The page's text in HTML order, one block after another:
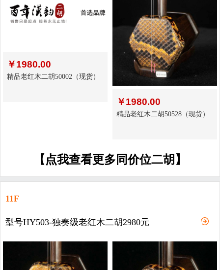
￥1980.00
精品老红木二胡50002（现货）
￥1980.00
精品老红木二胡50528（现货）
【点我查看更多同价位二胡】
11F
型号HY503-独奏级老红木二胡2980元